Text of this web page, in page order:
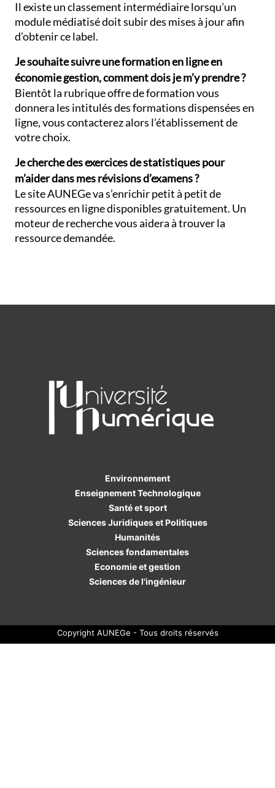
Il existe un classement intermédiaire lorsqu’un
module médiatisé doit subir des mises à jour afin
d’obtenir ce label.
Je souhaite suivre une formation en ligne en
économie gestion, comment dois je m’y prendre ?
Bientôt la rubrique offre de formation vous
donnera les intitulés des formations dispensées en
ligne, vous contacterez alors l’établissement de
votre choix.
Je cherche des exercices de statistiques pour
m’aider dans mes révisions d’examens ?
Le site AUNEGe va s’enrichir petit à petit de
ressources en ligne disponibles gratuitement. Un
moteur de recherche vous aidera à trouver la
ressource demandée.
Environnement
Enseignement Technologique
Santé et sport
Sciences Juridiques et Politiques
Humanités
Sciences fondamentales
Economie et gestion
Sciences de l'ingénieur
Copyright AUNEGe - Tous droits réservés